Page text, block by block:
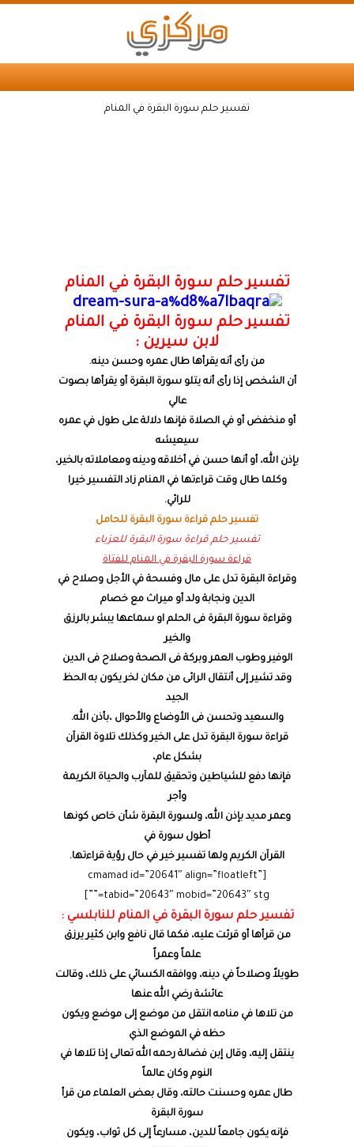
تفسير حلم سورة البقرة في المنام
تفسير حلم سورة البقرة في المنام
تفسير حلم سورة البقرة في المنام
لابن سيرين :
من رأى أنه يقرأها طال عمره وحسن دينه.
أن الشخص إذا رأى أنه يتلو سورة البقرة أو يقرأها بصوت
عالي
أو منخفض أو في الصلاة فإنها دلالة على طول في عمره
سيعيشه
بإذن الله، أو أنها حسن في أخلاقه ودينه ومعاملاته بالخير،
وكلما طال وقت قراءتها في المنام زاد التفسير خيرا
للرائي.
تفسير حلم قراءة سورة البقرة للحامل
تفسير حلم قراءة سورة البقرة للعزباء
قراءة سورة البقرة في المنام للفتاة
وقراءة البقرة تدل على مال وفسحة في الأجل وصلاح في
الدين ونجابة ولد أو ميراث مع خصام
وقراءة سورة البقرة فى الحلم او سماعها يبشر بالرزق
والخير
الوفير وطوب العمر وبركة فى الصحة وصلاح فى الدين
وقد تشير إلى أنتقال الرائى من مكان لخر يكون به الحظ
الجيد
والسعيد وتحسن فى الأوضاع والأحوال ،بأذن الله.
قراءة سورة البقرة تدل على الخير وكذلك تلاوة القرآن
بشكل عام،
فإنها دفع للشياطين وتحقيق للمآرب والحياة الكريمة
وأجر
وعمر مديد بإذن الله، ولسورة البقرة شأن خاص كونها
أطول سورة في
القرآن الكريم ولها تفسير خير في حال رؤية قراءتها.
[cmamad id=”20641″ align=”floatleft”
tabid=”20643″ mobid=”20643″ stg=””]
تفسير حلم سورة البقرة في المنام للنابلسي :
من قرأها أو قرئت عليه، فكما قال نافع وابن كثير يرزق
علماً وعمراً
طويلاً وصلاحاً في دينه، ووافقه الكسائي على ذلك، وقالت
عائشة رضي الله عنها
من تلاها في منامه انتقل من موضع إلى موضع ويكون
حظه في الموضع الذي
ينتقل إليه، وقال إبن فضالة رحمه الله تعالى إذا تلاها في
النوم وكان عالماً
طال عمره وحسنت حالته، وقال بعض العلماء من قرأ
سورة البقرة
فإنه يكون جامعاً للدين، مسارعاً إلى كل ثواب، ويكون